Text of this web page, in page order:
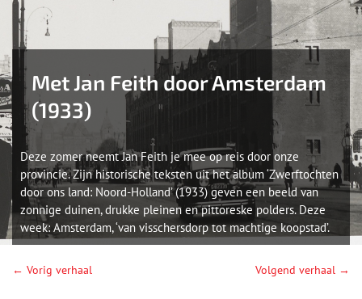
Met Jan Feith door Amsterdam
(1933)
Deze zomer neemt Jan Feith je mee op reis door onze
provincie. Zijn historische teksten uit het album ‘Zwerftochten
door ons land: Noord-Holland’ (1933) geven een beeld van
zonnige duinen, drukke pleinen en pittoreske polders. Deze
week: Amsterdam, ‘van visschersdorp tot machtige koopstad’.
← Vorig verhaal Volgend verhaal →